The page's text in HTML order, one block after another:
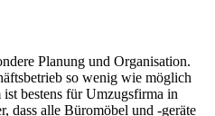
Planung und Organisation.
so wenig wie möglich
bestens für Umzugsfirma in
dass alle Büromöbel und -geräte